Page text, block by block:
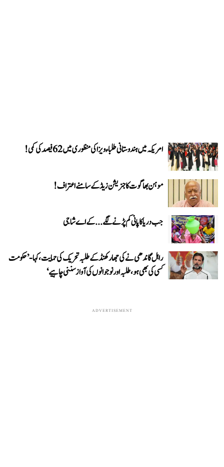
امریکہ میں ہندوستانی طلباء ویزا کی منظوری میں 62 فیصد کی کمی!
موہن بھاگوت کا جنریشن زیڈ کے سامنے اعتراف!
جب دریا کا پانی کم پڑنے لگے...کے اے شاجی
راہل گاندھی نے کی جھارکھنڈ کے طلبہ تحریک کی حمایت، کہا- ’حکومت
کسی کی بھی ہو، طلبہ اور نوجوانوں کی آواز سننی چاہیے‘
ADVERTISEMENT